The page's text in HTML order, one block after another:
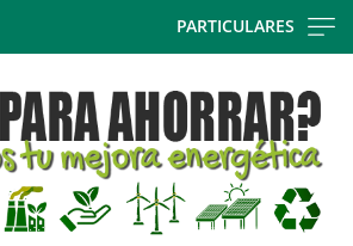
contentt
PARTICULARES